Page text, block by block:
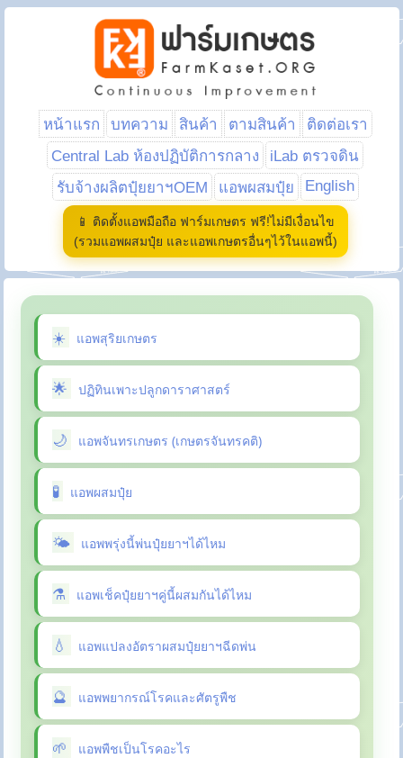
หน้าแรก บทความ สินค้า ตามสินค้า
ติดต่อเรา
Central Lab ห้องปฏิบัติการกลาง
iLab ตรวจดิน
รับจ้างผลิตปุ๋ยยาฯOEM
แอพผสมปุ๋ย English
📱 ติดตั้งแอพมือถือ ฟาร์มเกษตร ฟรี!ไม่มีเงื่อนไข
(รวมแอพผสมปุ๋ย และแอพเกษตรอื่นๆไว้ในแอพนี้)
แอพสุริยเกษตร
ปฏิทินเพาะปลูกดาราศาสตร์
แอพจันทรเกษตร (เกษตรจันทรคติ)
แอพผสมปุ๋ย
แอพพรุ่งนี้พ่นปุ๋ยยาฯได้ไหม
แอพเช็คปุ๋ยยาฯคู่นี้ผสมกันได้ไหม
แอพแปลงอัตราผสมปุ๋ยยาฯฉีดพ่น
แอพพยากรณ์โรคและศัตรูพืช
แอพพืชเป็นโรคอะไร